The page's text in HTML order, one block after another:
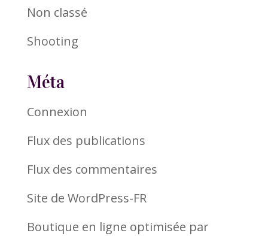
Non classé
Shooting
Méta
Connexion
Flux des publications
Flux des commentaires
Site de WordPress-FR
Boutique en ligne optimisée par